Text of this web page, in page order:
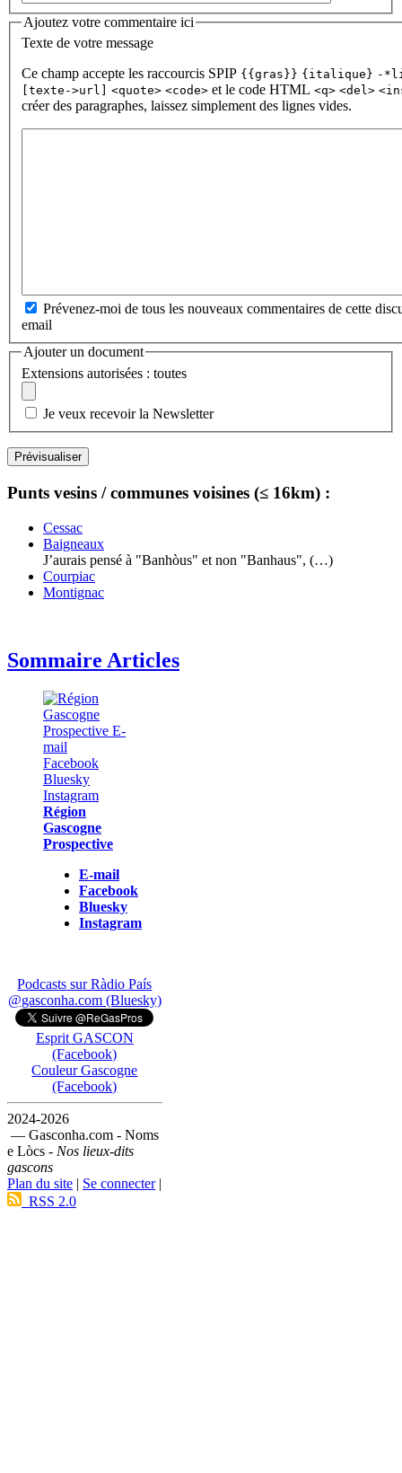
Ajoutez votre commentaire ici
Texte de votre message
Ce champ accepte les raccourcis SPIP {{gras}} {italique} -
[texte->url]
<quote> <code> et le code HTML <q> <del>
créer des paragraphes, laissez simplement des lignes vides.
Prévenez-moi de tous les nouveaux commentaires de cette
email
Ajouter un document
Extensions autorisées : toutes
Je veux recevoir la Newsletter
Punts vesins / communes voisines (≤ 16km) :
Cessac
Baigneaux
J’aurais pensé à "Banhòus" et non "Banhaus", (…)
Courpiac
Montignac
Sommaire Articles
Région
Gascogne
Prospective
E-mail
Facebook
Bluesky
Instagram
Podcasts sur Ràdio País
@gasconha.com (Bluesky)
Esprit GASCON
(Facebook)
Couleur Gascogne
(Facebook)
2024-2026
— Gasconha.com - Noms
e Lòcs - Nos lieux-dits
gascons
Plan du site | Se connecter|
RSS 2.0